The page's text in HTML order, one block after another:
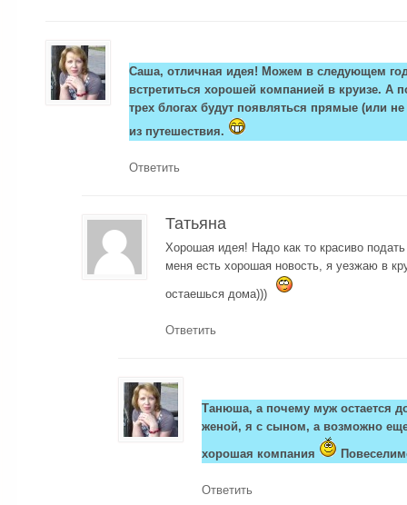
Саша, отличная идея! Можем в следующем
встретиться хорошей компанией в круизе. А
трех блогах будут появляться прямые (или
из путешествия.
Ответить
Татьяна
Хорошая идея! Надо как то красиво
меня есть хорошая новость, я уезжаю в
остаешься дома)))
Ответить
Танюша, а почему муж остается
женой, я с сыном, а возможно
хорошая компания
Ответить